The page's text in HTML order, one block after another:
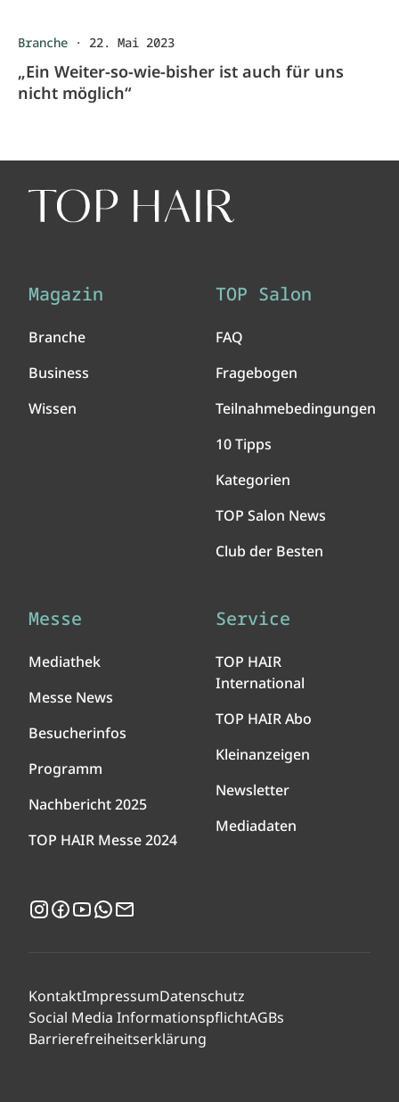
Branche · 22. Mai 2023
„Ein Weiter-so-wie-bisher ist auch für uns
nicht möglich“
Magazin
Branche
Business
Wissen
TOP Salon
FAQ
Fragebogen
Teilnahmebedingungen
10 Tipps
Kategorien
TOP Salon News
Club der Besten
Messe
Mediathek
Messe News
Besucherinfos
Programm
Nachbericht 2025
TOP HAIR Messe 2024
Service
TOP HAIR
International
TOP HAIR Abo
Kleinanzeigen
Newsletter
Mediadaten
Instagram
Facebook
YouTubeWhatsApp
KontaktImpressumDatenschutz
Social Media InformationspflichtAGBs
Barrierefreiheitserklärung